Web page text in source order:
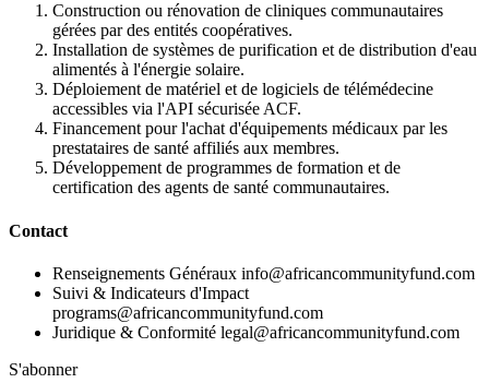
Construction ou rénovation de cliniques communautaires
gérées par des entités coopératives.
Installation de systèmes de purification et de distribution d'eau
alimentés à l'énergie solaire.
Déploiement de matériel et de logiciels de télémédecine
accessibles via l'API sécurisée ACF.
Financement pour l'achat d'équipements médicaux par les
prestataires de santé affiliés aux membres.
Développement de programmes de formation et de
certification des agents de santé communautaires.
Contact
Renseignements Généraux info@africancommunityfund.com
Suivi & Indicateurs d'Impact
programs@africancommunityfund.com
Juridique & Conformité legal@africancommunityfund.com
S'abonner